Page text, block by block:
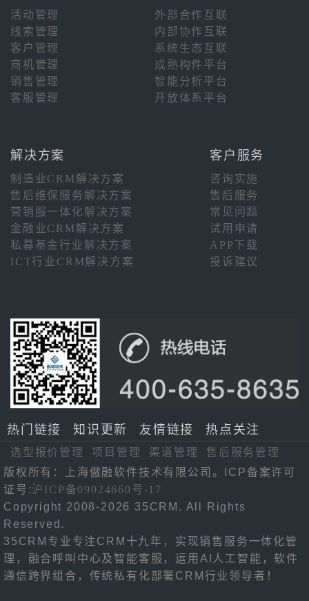
活动管理
外部合作互联
线索管理
内部协作互联
客户管理
系统生态互联
商机管理
成熟构件平台
销售管理
智能分析平台
客服管理
开放体系平台
解决方案 客户服务
制造业CRM解决方案
咨询实施
售后维保服务解决方案
售后服务
营销服一体化解决方案
常见问题
金融业CRM解决方案
试用申请
私募基金行业解决方案
APP下载
ICT行业CRM解决方案
投诉建议
热门链接 知识更新 友情链接 热点关注
选型报价管理 项目管理 渠道管理
售后服务管理
版权所有：上海傲融软件技术有限公司。ICP备案许可
证号:沪ICP备09024660号-17
Copyright 2008-2026 35CRM. All Rights
Reserved.
35CRM专业专注CRM十九年，实现销售服务一体化管
理，融合呼叫中心及智能客服，运用AI人工智能，软件
通信跨界组合，传统私有化部署CRM行业领导者！